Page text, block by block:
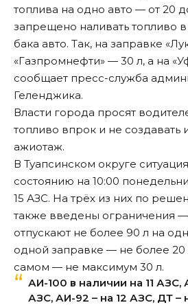
топлива на одно авто — от 20
запрещено наливать топливо
бака авто. Так, на заправке
«Газпромнефти» — 30 л, а на
сообщает пресс-служба
Геленджика.
Власти города просят
топливо впрок и не создавать
ажиотаж.
В Туапсинском округе
состоянию на 10:00
15 АЗС. На трёх из них по
также введены ограничения
отпускают не более 90 л на
одной заправке — не более 20
самом — не максимум 30 л.
АИ-100 в наличии на 11 АЗС,
АЗС, АИ-92 – на 12 АЗС, ДТ –